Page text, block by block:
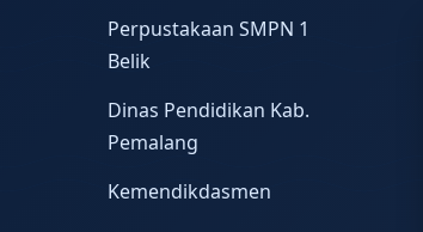
Perpustakaan SMPN 1
Belik
Dinas Pendidikan Kab.
Pemalang
Kemendikdasmen